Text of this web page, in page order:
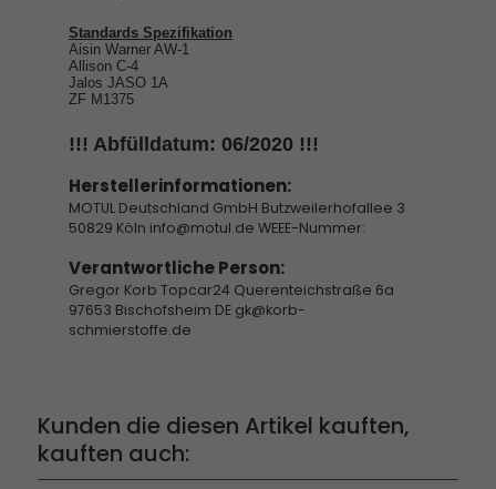
Standards Spezifikation
Aisin Warner AW-1
Allison C-4
Jalos JASO 1A
ZF M1375
!!! Abfülldatum: 06/2020 !!!
Herstellerinformationen:
MOTUL Deutschland GmbH Butzweilerhofallee 3
50829 Köln info@motul.de WEEE-Nummer:
Verantwortliche Person:
Gregor Korb Topcar24 Querenteichstraße 6a
97653 Bischofsheim DE gk@korb-
schmierstoffe.de
Kunden die diesen Artikel kauften,
kauften auch: